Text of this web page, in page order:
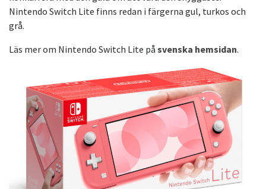
Nintendo Switch Lite finns redan i färgerna gul, turkos och
grå.
Läs mer om Nintendo Switch Lite på svenska hemsidan.